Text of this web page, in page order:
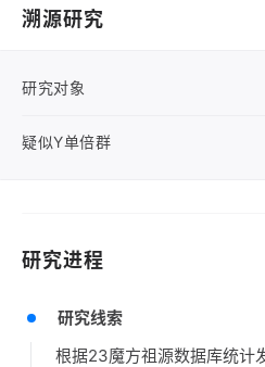
溯源研究
研究对象
疑似Y单倍群
研究进程
研究线索
根据23魔方祖源数据库统计